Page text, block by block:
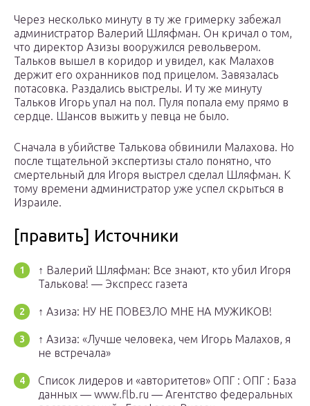
Через несколько минуту в ту же гримерку забежал
администратор Валерий Шляфман. Он кричал о том,
что директор Азизы вооружился револьвером.
Тальков вышел в коридор и увидел, как Малахов
держит его охранников под прицелом. Завязалась
потасовка. Раздались выстрелы. И ту же минуту
Тальков Игорь упал на пол. Пуля попала ему прямо в
сердце. Шансов выжить у певца не было.
Сначала в убийстве Талькова обвинили Малахова. Но
после тщательной экспертизы стало понятно, что
смертельный для Игоря выстрел сделал Шляфман. К
тому времени администратор уже успел скрыться в
Израиле.
[править] Источники
↑ Валерий Шляфман: Все знают, кто убил Игоря
Талькова! — Экспресс газета
↑ Азиза: НУ НЕ ПОВЕЗЛО МНЕ НА МУЖИКОВ!
↑ Азиза: «Лучше человека, чем Игорь Малахов, я
не встречала»
Cписок лидеров и «авторитетов» ОПГ : ОПГ : База
данных — www.flb.ru — Агентство федеральных